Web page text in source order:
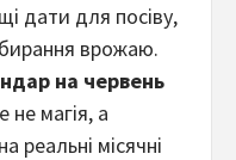
дати для посіву,
врожаю.
на червень
не магія, а
реальні місячні